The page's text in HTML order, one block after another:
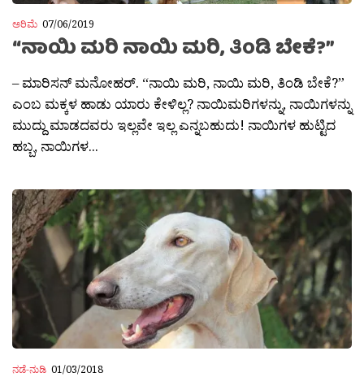
ಅರಿಮೆ 07/06/2019
“ನಾಯಿ ಮರಿ ನಾಯಿ ಮರಿ, ತಿಂಡಿ ಬೇಕೆ?”
– ಮಾರಿಸನ್ ಮನೋಹರ್. “ನಾಯಿ ಮರಿ, ನಾಯಿ ಮರಿ, ತಿಂಡಿ ಬೇಕೆ?”
ಎಂಬ ಮಕ್ಕಳ ಹಾಡು ಯಾರು ಕೇಳಿಲ್ಲ? ನಾಯಿಮರಿಗಳನ್ನು, ನಾಯಿಗಳನ್ನು
ಮುದ್ದು ಮಾಡದವರು ಇಲ್ಲವೇ ಇಲ್ಲ ಎನ್ನಬಹುದು! ನಾಯಿಗಳ ಹುಟ್ಟಿದ
ಹಬ್ಬ, ನಾಯಿಗಳ...
ನಡೆ-ನುಡಿ 01/03/2018